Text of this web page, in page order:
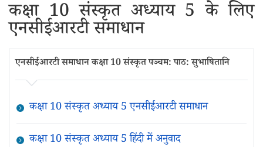
कक्षा 10 संस्कृत अध्याय 5 के लिए
एनसीईआरटी समाधान
एनसीईआरटी समाधान कक्षा 10 संस्कृत पञ्चम: पाठ: सुभाषितानि
कक्षा 10 संस्कृत अध्याय 5 एनसीईआरटी समाधान
कक्षा 10 संस्कृत अध्याय 5 हिंदी में अनुवाद